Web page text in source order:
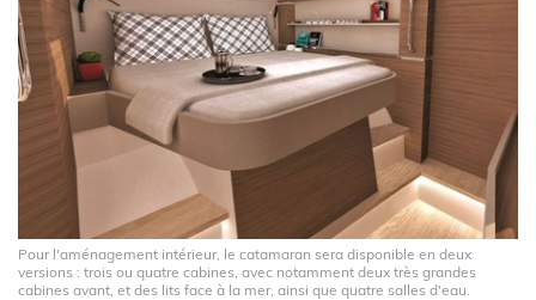
Pour l'aménagement intérieur, le catamaran sera disponible en deux
versions : trois ou quatre cabines, avec notamment deux très grandes
cabines avant, et des lits face à la mer, ainsi que quatre salles d'eau.